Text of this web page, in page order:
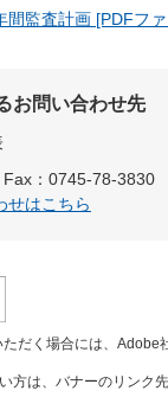
間監査計画 [PDFフ
お問い合わせ先
Fax：0745-78-3830
せはこちら
だく場合には、Adobe
方は、バナーのリンク